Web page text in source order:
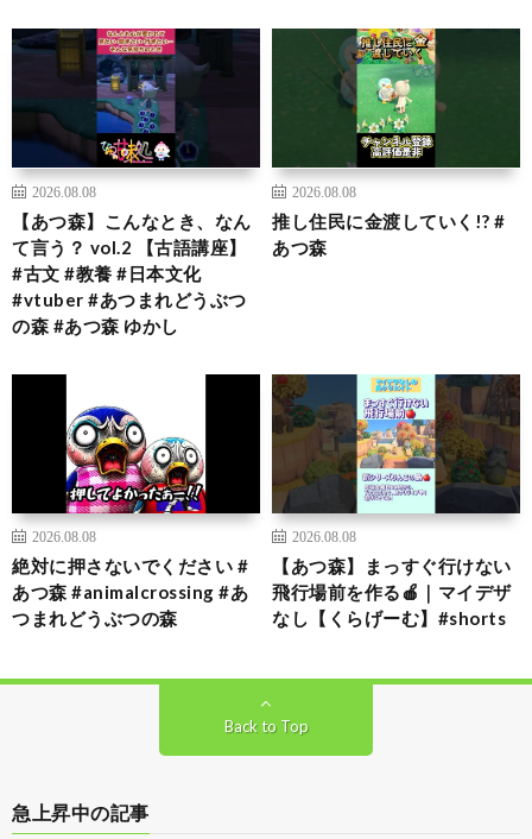
2026.08.08
【あつ森】こんなとき、なん
て言う？ vol.2 【古語講座】
#古文 #教養 #日本文化
#vtuber #あつまれどうぶつ
の森 #あつ森 ゆかし
2026.08.08
推し住民に金渡していく!? #
あつ森
2026.08.08
絶対に押さないでください #
あつ森 #animalcrossing #あ
つまれどうぶつの森
2026.08.08
【あつ森】まっすぐ行けない
飛行場前を作る🍎｜マイデザ
なし【くらげーむ】#shorts
Back to Top
急上昇中の記事